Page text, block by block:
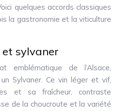
quelques accords classiques
la gastronomie et la viticulture
sylvaner
emblématique de l’Alsace,
Sylvaner. Ce vin léger et vif,
et sa fraîcheur, contraste
de la choucroute et la variété